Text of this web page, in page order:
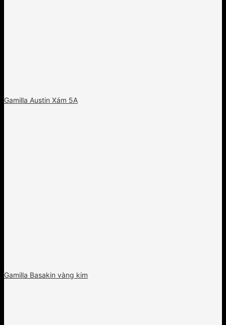
Gamilla Austin Xám 5A
Gamilla Basakin vàng kim